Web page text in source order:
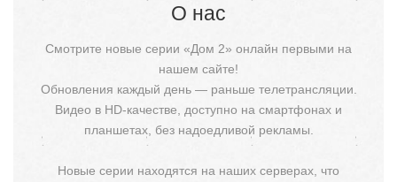
О нас
Смотрите новые серии «Дом 2» онлайн первыми на
нашем сайте!
Обновления каждый день — раньше телетрансляции.
Видео в HD-качестве, доступно на смартфонах и
планшетах, без надоедливой рекламы.
Новые серии находятся на наших серверах, что